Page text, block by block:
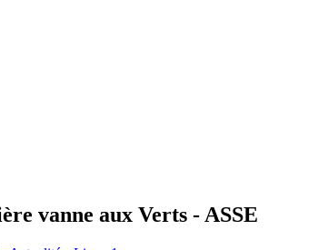
vanne aux Verts - ASSE